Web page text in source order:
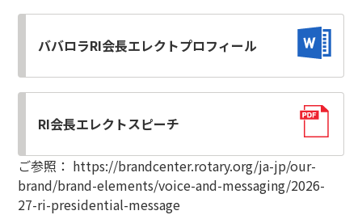
ババロラRI会長エレクトプロフィール
RI会長エレクトスピーチ
ご参照： https://brandcenter.rotary.org/ja-jp/our-
brand/brand-elements/voice-and-messaging/2026-
27-ri-presidential-message